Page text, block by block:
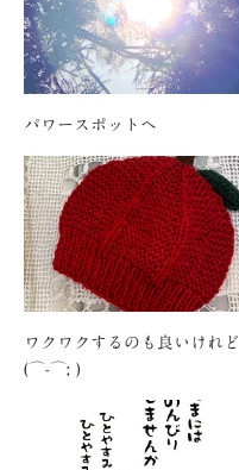
パワースポットへ
ワクワクするのも良いけれど
(⌒-⌒; )